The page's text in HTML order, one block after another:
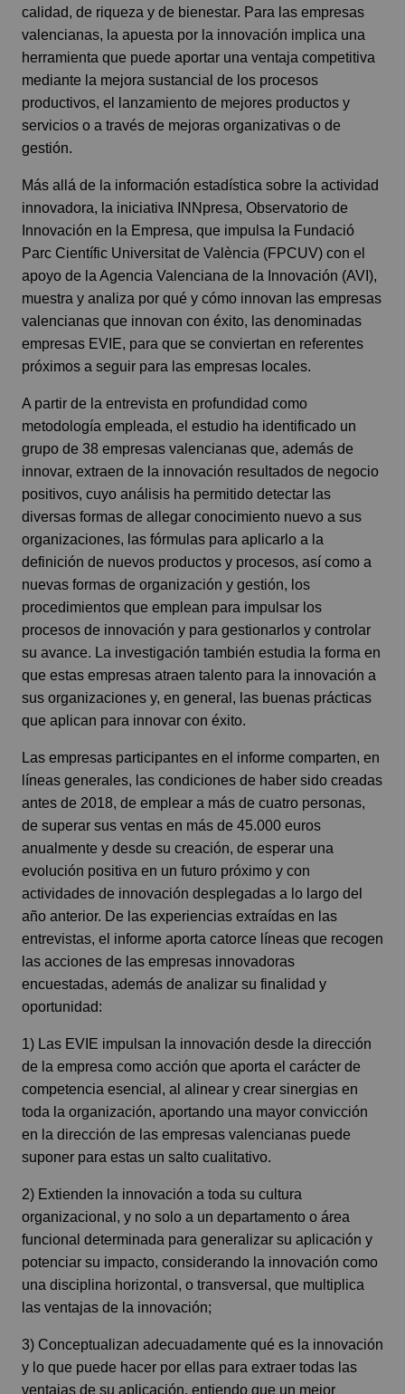
calidad, de riqueza y de bienestar. Para las empresas
valencianas, la apuesta por la innovación implica una
herramienta que puede aportar una ventaja competitiva
mediante la mejora sustancial de los procesos
productivos, el lanzamiento de mejores productos y
servicios o a través de mejoras organizativas o de
gestión.
Más allá de la información estadística sobre la actividad
innovadora, la iniciativa INNpresa, Observatorio de
Innovación en la Empresa, que impulsa la Fundació
Parc Científic Universitat de València (FPCUV) con el
apoyo de la Agencia Valenciana de la Innovación (AVI),
muestra y analiza por qué y cómo innovan las empresas
valencianas que innovan con éxito, las denominadas
empresas EVIE, para que se conviertan en referentes
próximos a seguir para las empresas locales.
A partir de la entrevista en profundidad como
metodología empleada, el estudio ha identificado un
grupo de 38 empresas valencianas que, además de
innovar, extraen de la innovación resultados de negocio
positivos, cuyo análisis ha permitido detectar las
diversas formas de allegar conocimiento nuevo a sus
organizaciones, las fórmulas para aplicarlo a la
definición de nuevos productos y procesos, así como a
nuevas formas de organización y gestión, los
procedimientos que emplean para impulsar los
procesos de innovación y para gestionarlos y controlar
su avance. La investigación también estudia la forma en
que estas empresas atraen talento para la innovación a
sus organizaciones y, en general, las buenas prácticas
que aplican para innovar con éxito.
Las empresas participantes en el informe comparten, en
líneas generales, las condiciones de haber sido creadas
antes de 2018, de emplear a más de cuatro personas,
de superar sus ventas en más de 45.000 euros
anualmente y desde su creación, de esperar una
evolución positiva en un futuro próximo y con
actividades de innovación desplegadas a lo largo del
año anterior. De las experiencias extraídas en las
entrevistas, el informe aporta catorce líneas que recogen
las acciones de las empresas innovadoras
encuestadas, además de analizar su finalidad y
oportunidad:
1) Las EVIE impulsan la innovación desde la dirección
de la empresa como acción que aporta el carácter de
competencia esencial, al alinear y crear sinergias en
toda la organización, aportando una mayor convicción
en la dirección de las empresas valencianas puede
suponer para estas un salto cualitativo.
2) Extienden la innovación a toda su cultura
organizacional, y no solo a un departamento o área
funcional determinada para generalizar su aplicación y
potenciar su impacto, considerando la innovación como
una disciplina horizontal, o transversal, que multiplica
las ventajas de la innovación;
3) Conceptualizan adecuadamente qué es la innovación
y lo que puede hacer por ellas para extraer todas las
ventajas de su aplicación, entiendo que un mejor